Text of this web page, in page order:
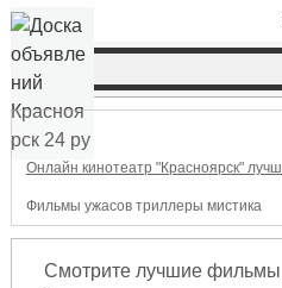
Онлайн кинотеатр "Красноярск"
Фильмы ужасов триллеры мистика
Смотрите лучшие фильмы